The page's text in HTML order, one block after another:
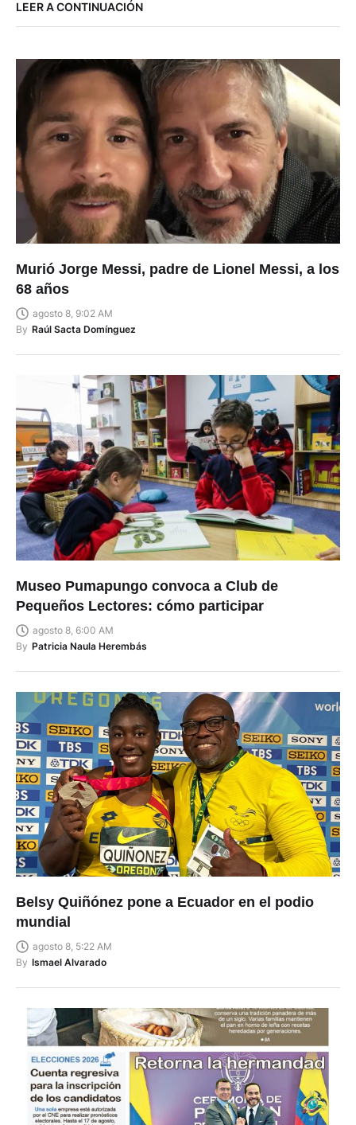
LEER A CONTINUACIÓN
Murió Jorge Messi, padre de Lionel Messi, a los
68 años
agosto 8, 9:02 AM
By Raúl Sacta Domínguez
Museo Pumapungo convoca a Club de
Pequeños Lectores: cómo participar
agosto 8, 6:00 AM
By Patricia Naula Herembás
Belsy Quiñónez pone a Ecuador en el podio
mundial
agosto 8, 5:22 AM
By Ismael Alvarado